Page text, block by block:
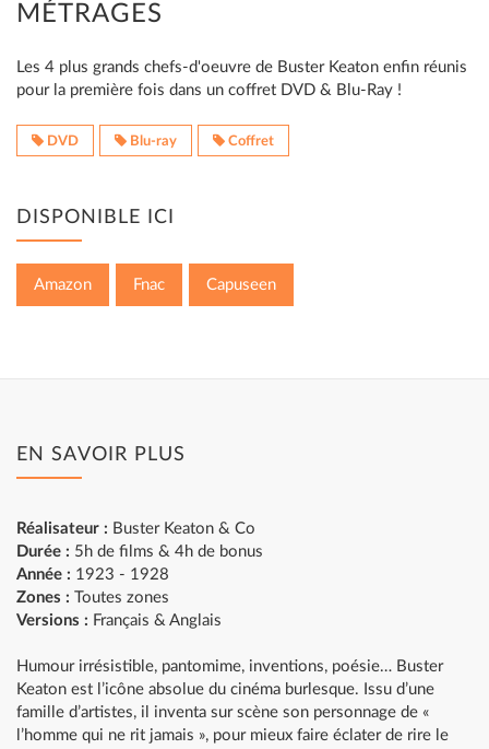
MÉTRAGES
Les 4 plus grands chefs-d'oeuvre de Buster Keaton enfin réunis
pour la première fois dans un coffret DVD & Blu-Ray !
DVD Blu-ray Coffret
DISPONIBLE ICI
Amazon Fnac Capuseen
EN SAVOIR PLUS
Réalisateur : Buster Keaton & Co
Durée : 5h de films & 4h de bonus
Année : 1923 - 1928
Zones : Toutes zones
Versions : Français & Anglais
Humour irrésistible, pantomime, inventions, poésie… Buster
Keaton est l’icône absolue du cinéma burlesque. Issu d’une
famille d’artistes, il inventa sur scène son personnage de «
l’homme qui ne rit jamais », pour mieux faire éclater de rire le